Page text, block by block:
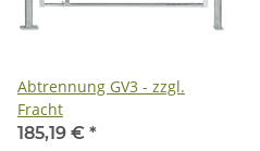
Abtrennung GV3 - zzgl.
Fracht
185,19 € *